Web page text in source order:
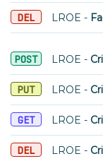
DEL LROE -
POST LROE -
PUT LROE -
GET LROE -
DEL LROE -